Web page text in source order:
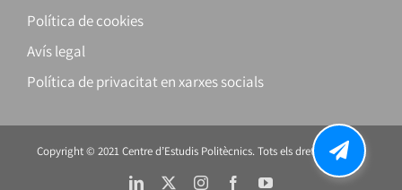
Política de cookies
Avís legal
Política de privacitat en xarxes socials
Copyright © 2021 Centre d’Estudis Politècnics. Tots els drets reservats.
LinkedIn InstagramFacebookYouTube